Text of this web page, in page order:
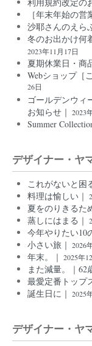
［年末年始の
沙耶さんのえら
冬のお出かけ何
2023年11月17日
夏期休業日・商
Webショップ［
26日
ゴールデンウィ
お知らせ｜ 2023
Summer
デザイナー・ヤ
これがないと困
料理は愉しい｜
夏をのりきるた
蒸しにはまる｜
今年やりたい10
小さい旅｜ 2026
年末。｜ 2025年
また減量。｜62
最愛定番トッ
誕生日に｜ 2025
デザイナー・ヤ